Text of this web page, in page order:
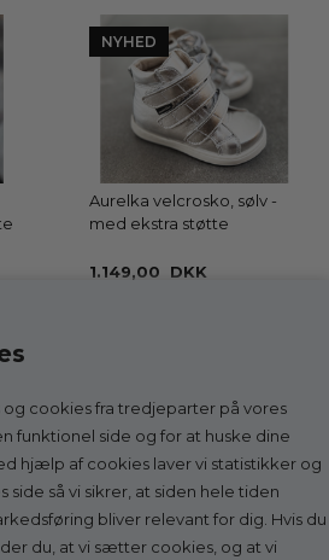
cookies fra tredjeparter på vores
funktionel side og for at huske dine
hjælp af cookies laver vi statistikker og
side så vi sikrer, at siden hele tiden
bliver relevant for dig. Hvis du
du, at vi sætter cookies, og at vi
NYHED
Aurelka velcrosko, sølv -
med ekstra støtte
1.149,00 DKK